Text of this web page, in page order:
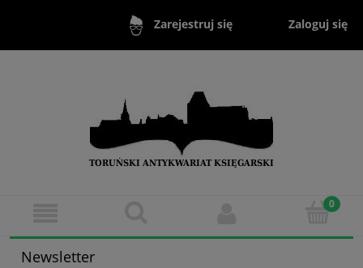
Zarejestruj się Zaloguj się
Newsletter